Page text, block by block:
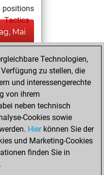
positions
Tactics
Mai
Fritz
2
Play
+0
Technologien,
zu stellen, die
und interessengerechte
von ihrem
neben technisch
Cookies sowie
Hierkönnen Sie der
und Marketing-Cookies
finden Sie in
.